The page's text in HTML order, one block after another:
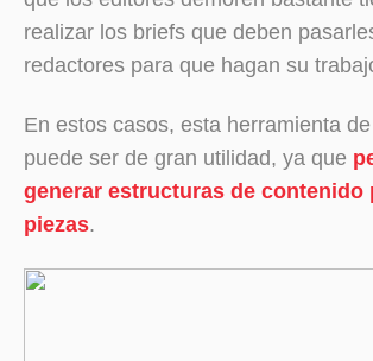
realizar los briefs que deben
redactores para que hagan su
En estos casos, esta herramienta
puede ser de gran utilidad, ya que
generar estructuras de contenido
piezas.